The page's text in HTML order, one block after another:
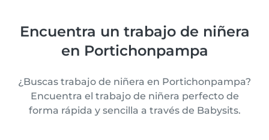
Encuentra un trabajo de niñera
en Portichonpampa
¿Buscas trabajo de niñera en Portichonpampa?
Encuentra el trabajo de niñera perfecto de
forma rápida y sencilla a través de Babysits.